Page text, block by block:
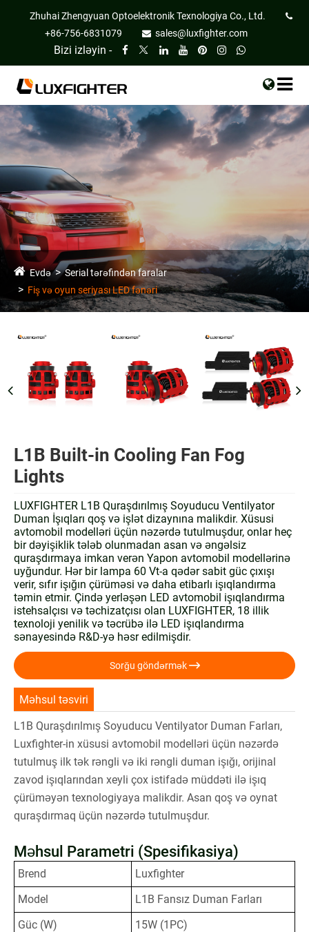
Zhuhai Zhengyuan Optoelektronik Texnologiya Co., Ltd.
+86-756-6831079
sales@luxfighter.com
Bizi izləyin -
Evdə
Serial tərəfindən faralar
Fiş və oyun seriyası LED fənəri
L1B Built-in Cooling Fan Fog
Lights
LUXFIGHTER L1B Quraşdırılmış Soyuducu Ventilyator
Duman İşıqları qoş və işlət dizaynına malikdir. Xüsusi
avtomobil modelləri üçün nəzərdə tutulmuşdur, onlar heç
bir dəyişiklik tələb olunmadan asan və əngəlsiz
quraşdırmaya imkan verən Yapon avtomobil modellərinə
uyğundur. Hər bir lampa 60 Vt-a qədər sabit güc çıxışı
verir, sıfır işığın çürüməsi və daha etibarlı işıqlandırma
təmin etmir. Çində yerləşən LED avtomobil işıqlandırma
istehsalçısı və təchizatçısı olan LUXFIGHTER, 18 illik
texnoloji yenilik və təcrübə ilə LED işıqlandırma
sənayesində R&D-yə həsr edilmişdir.
Sorğu göndərmək
Məhsul təsviri
L1B Quraşdırılmış Soyuducu Ventilyator Duman Farları,
Luxfighter-in xüsusi avtomobil modelləri üçün nəzərdə
tutulmuş ilk tək rəngli və iki rəngli duman işığı, orijinal
zavod işıqlarından xeyli çox istifadə müddəti ilə işıq
çürüməyən texnologiyaya malikdir. Asan qoş və oynat
quraşdırmaq üçün nəzərdə tutulmuşdur.
Məhsul Parametri (Spesifikasiya)
Brend
Luxfighter
Model
L1B Fansız Duman Farları
Güc (W)
15W (1PC)